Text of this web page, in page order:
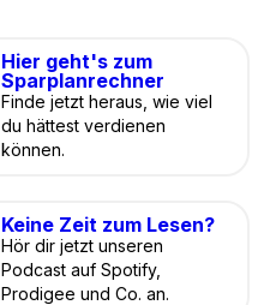
Hier geht's zum
Sparplanrechner
Finde jetzt heraus, wie viel
du hättest verdienen
können.
Keine Zeit zum Lesen?
Hör dir jetzt unseren
Podcast auf Spotify,
Prodigee und Co. an.